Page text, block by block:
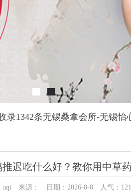
录1342条无锡桑拿会所-无锡怡
迟吃什么好？教你用中草药
aqi 来源： 日期：2026-8-8 人气： 121